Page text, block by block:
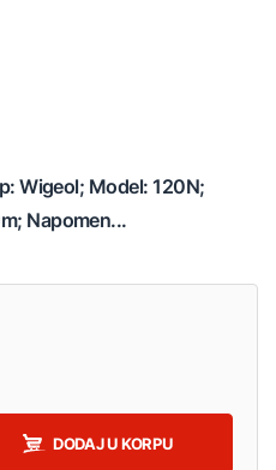
Wigeol; Model: 120N;
Napomen...
DODAJ U KORPU